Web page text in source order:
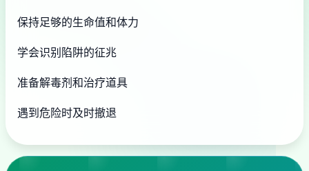
保持足够的生命值和体力
学会识别陷阱的征兆
准备解毒剂和治疗道具
遇到危险时及时撤退